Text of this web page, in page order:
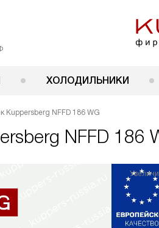
ХОЛОДИЛЬНИКИ
Kuppersberg NFFD 186 WG
NFFD 186